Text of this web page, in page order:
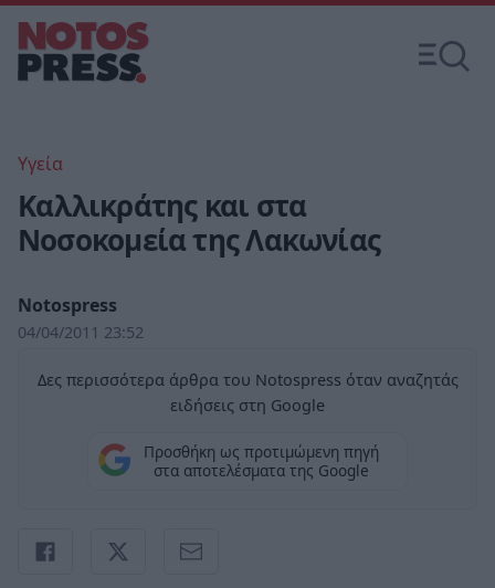
Υγεία
Καλλικράτης και στα
Νοσοκομεία της Λακωνίας
Notospress
04/04/2011 23:52
Δες περισσότερα άρθρα του Notospress όταν αναζητάς
ειδήσεις στη Google
Προσθήκη ως προτιμώμενη πηγή
στα αποτελέσματα της Google